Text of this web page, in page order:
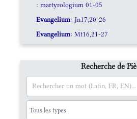
: martyrologium 01-05
Evangelium: Jn17,20-26
Evangelium: Mt16,21-27
Recherche de